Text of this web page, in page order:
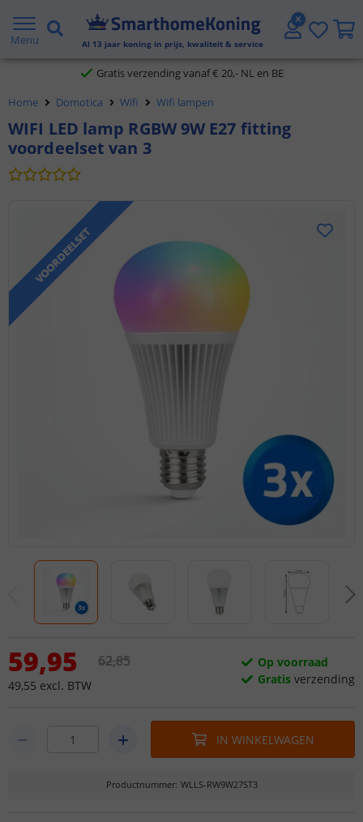
Menu Al 13 jaar koning in prijs, kwaliteit & service
2 jaar garantie
Gratis verzending vanaf € 20,- NL en BE
Klantbeoordeling 9.1
Voor 23:45 uur besteld,
Home Domotica Wifi Wifi lampen
WIFI LED lamp RGBW 9W E27 fitting
voordeelset van 3
VOORDEELSET
59,95
49,55 excl. BTW
62,85
Op voorraad
Gratis verzending
IN WINKELWAGEN
Productnummer: WLLS-RW9W27ST3